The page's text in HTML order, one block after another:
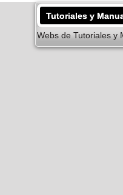
Tutoriales y
Webs de Tutoriales y